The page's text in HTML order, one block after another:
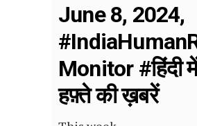
June 8, 2024,
Monitor #हिंदी
हफ़्ते की ख़बरें